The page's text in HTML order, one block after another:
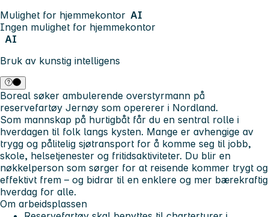
Mulighet for hjemmekontor AI
Ingen mulighet for hjemmekontor
AI
Bruk av kunstig intelligens
Boreal søker ambulerende overstyrmann på
reservefartøy Jernøy som opererer i Nordland.
Som mannskap på hurtigbåt får du en sentral rolle i
hverdagen til folk langs kysten. Mange er avhengige av
trygg og pålitelig sjøtransport for å komme seg til jobb,
skole, helsetjenester og fritidsaktiviteter. Du blir en
nøkkelperson som sørger for at reisende kommer trygt og
effektivt frem – og bidrar til en enklere og mer bærekraftig
hverdag for alle.
Om arbeidsplassen